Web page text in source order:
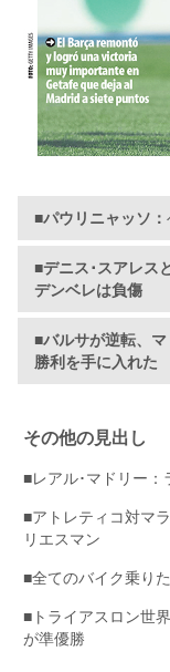
■パウリニャッソ：
■デニス･スアレス
デンベレは負傷
■バルサが逆転、
勝利を手に入れた
その他の見出し
■レアル･マドリー：
■アトレティコ対マ
リエスマン
■全てのバイク乗り
■トライアスロン世
が準優勝